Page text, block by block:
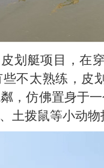
划艇项目，在
不太熟练，皮
，仿佛置身于
土拨鼠等小动